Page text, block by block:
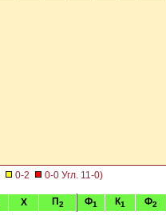
0-2 0-0 Угл. 11-0)
X П2 Ф1 К1 Ф2